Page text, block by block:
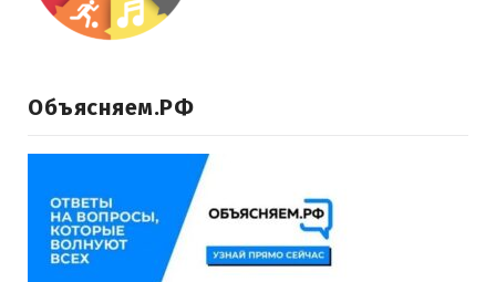
Объясняем.РФ